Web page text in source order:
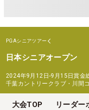
PGAシニアツアー
日本シニアオープン
2024年9月12日-9月15日賞金
千葉カントリークラブ・川間
大会TOP リーダー